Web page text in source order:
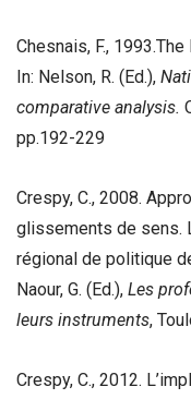
Chesnais, F.,
In: Nelson, R. (Ed.),
comparative analysis.
pp.192-229
Crespy, C., 2008.
glissements de sens.
régional de politique
Naour, G. (Ed.), Les
leurs instruments,
Crespy, C., 2012.